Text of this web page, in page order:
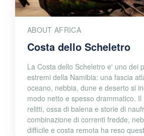
ABOUT AFRICA
Costa dello Scheletro
La Costa dello Scheletro e' uno dei
estremi della Namibia: una fascia
oceano, nebbia, dune e deserto si
modo netto e spesso drammatico.
relitti, ossa di balena e storie di
combinazione di correnti fredde,
difficile e costa remota ha reso